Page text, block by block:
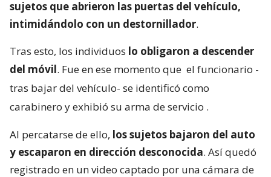
sujetos que abrieron las puertas del vehículo,
intimidándolo con un destornillador.
Tras esto, los individuos lo obligaron a descender
del móvil. Fue en ese momento que el funcionario -
tras bajar del vehículo- se identificó como
carabinero y exhibió su arma de servicio .
Al percatarse de ello, los sujetos bajaron del auto
y escaparon en dirección desconocida. Así quedó
registrado en un video captado por una cámara de